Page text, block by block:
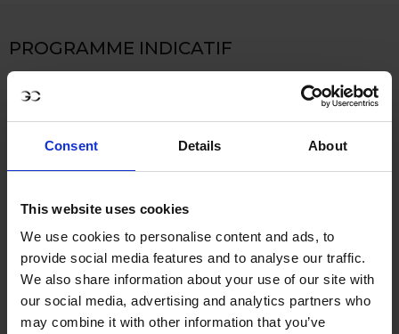
Consent Details About
This website uses cookies
We use cookies to personalise content and ads, to
provide social media features and to analyse our traffic.
We also share information about your use of our site with
our social media, advertising and analytics partners who
may combine it with other information that you’ve
PROGRAMME INDICATIF
Jeudi 11
Highlights:
l’après-midi
- DJ Set après l’événement
*Les horaires peuvent être ajustés en
fonction de l’évolution du programme
sportif.